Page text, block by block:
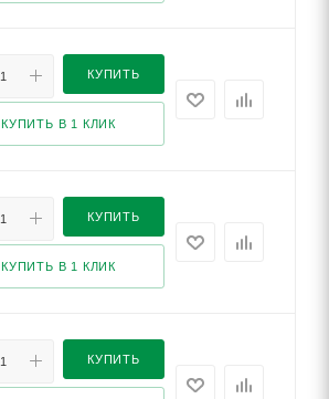
КУПИТЬ
КУПИТЬ В 1 КЛИК
КУПИТЬ
КУПИТЬ В 1 КЛИК
КУПИТЬ